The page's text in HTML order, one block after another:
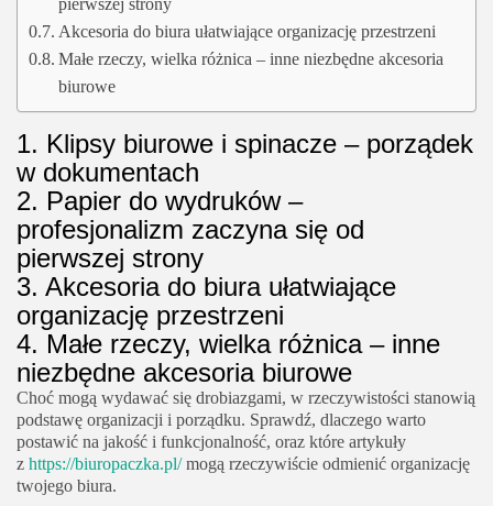
pierwszej strony
Akcesoria do biura ułatwiające organizację przestrzeni
Małe rzeczy, wielka różnica – inne niezbędne akcesoria
biurowe
1. Klipsy biurowe i spinacze – porządek
w dokumentach
2. Papier do wydruków –
profesjonalizm zaczyna się od
pierwszej strony
3. Akcesoria do biura ułatwiające
organizację przestrzeni
4. Małe rzeczy, wielka różnica – inne
niezbędne akcesoria biurowe
Choć mogą wydawać się drobiazgami, w rzeczywistości stanowią
podstawę organizacji i porządku. Sprawdź, dlaczego warto
postawić na jakość i funkcjonalność, oraz które artykuły
z https://biuropaczka.pl/mogą rzeczywiście odmienić organizację
twojego biura.